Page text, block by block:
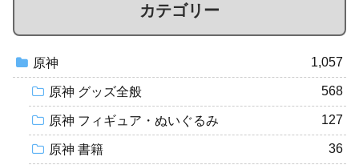
カテゴリー
原神 1,057
原神 グッズ全般 568
原神 フィギュア・ぬいぐるみ 127
原神 書籍 36